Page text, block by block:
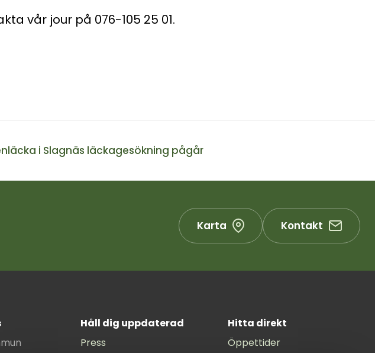
vår jour på 076-105 25 01.
i Slagnäs läckagesökning pågår
Karta Kontakt
Håll dig uppdaterad
Press
Hitta direkt
Öppettider